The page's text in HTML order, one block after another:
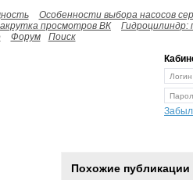
Особенности выбора насосов
просмотров ВК
Гидроцилиндр:
Форум Поиск
Похожие публикации